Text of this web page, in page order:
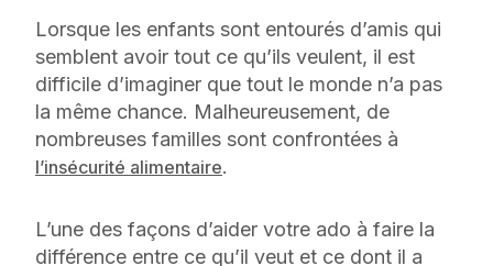
Lorsque les enfants sont entourés d’amis qui
semblent avoir tout ce qu’ils veulent, il est
difficile d’imaginer que tout le monde n’a pas
la même chance. Malheureusement, de
nombreuses familles sont confrontées à
l’insécurité alimentaire.
L’une des façons d’aider votre ado à faire la
différence entre ce qu’il veut et ce dont il a